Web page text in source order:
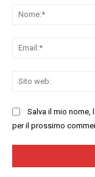
Salva il mio nome,
per il prossimo